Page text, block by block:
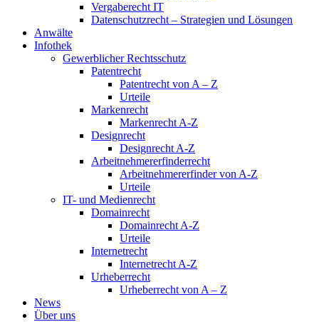
Vergaberecht IT
Datenschutzrecht – Strategien und Lösungen
Anwälte
Infothek
Gewerblicher Rechtsschutz
Patentrecht
Patentrecht von A – Z
Urteile
Markenrecht
Markenrecht A-Z
Designrecht
Designrecht A-Z
Arbeitnehmererfinderrecht
Arbeitnehmererfinder von A-Z
Urteile
IT- und Medienrecht
Domainrecht
Domainrecht A-Z
Urteile
Internetrecht
Internetrecht A-Z
Urheberrecht
Urheberrecht von A – Z
News
Über uns